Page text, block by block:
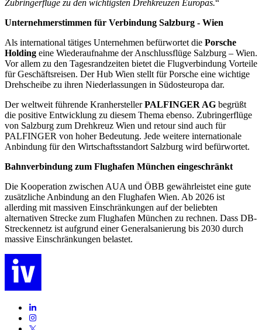
Zubringerflüge zu den wichtigsten Drehkreuzen Europas.“
Unternehmerstimmen für Verbindung Salzburg - Wien
Als international tätiges Unternehmen befürwortet die Porsche
Holding eine Wiederaufnahme der Anschlussflüge Salzburg – Wien.
Vor allem zu den Tagesrandzeiten bietet die Flugverbindung Vorteile
für Geschäftsreisen. Der Hub Wien stellt für Porsche eine wichtige
Drehscheibe zu ihren Niederlassungen in Südosteuropa dar.
Der weltweit führende KranherstellerPALFINGER AG begrüßt
die positive Entwicklung zu diesem Thema ebenso. Zubringerflüge
von Salzburg zum Drehkreuz Wien und retour sind auch für
PALFINGER von hoher Bedeutung. Jede weitere internationale
Anbindung für den Wirtschaftsstandort Salzburg wird befürwortet.
Bahnverbindung zum Flughafen München eingeschränkt
Die Kooperation zwischen AUA und ÖBB gewährleistet eine gute
zusätzliche Anbindung an den Flughafen Wien. Ab 2026 ist
allerding mit massiven Einschränkungen auf der beliebten
alternativen Strecke zum Flughafen München zu rechnen. Dass DB-
Streckennetz ist aufgrund einer Generalsanierung bis 2030 durch
massive Einschränkungen belastet.